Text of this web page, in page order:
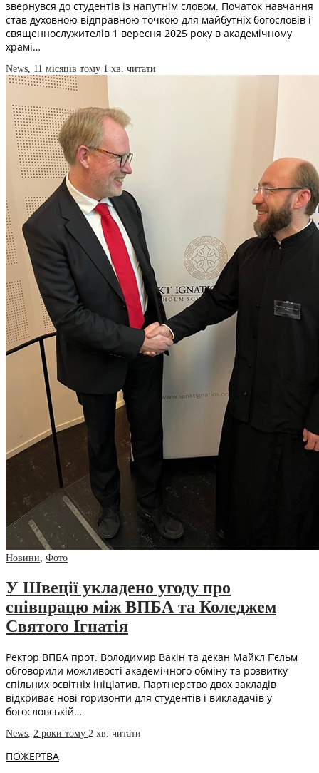
звернувся до студентів із напутнім словом. Початок навчання
став духовною відправною точкою для майбутніх богословів і
священнослужителів 1 вересня 2025 року в академічному
храмі…
News, 11 місяців тому 1 хв. читати
Новини, Фото
У Швеції укладено угоду про
співпрацю між ВПБА та Коледжем
Святого Ігнатія
Ректор ВПБА прот. Володимир Вакін та декан Майкл Г’єльм
обговорили можливості академічного обміну та розвитку
спільних освітніх ініціатив. Партнерство двох закладів
відкриває нові горизонти для студентів і викладачів у
богословській…
News, 2 роки тому 2 хв. читати
ПОЖЕРТВА